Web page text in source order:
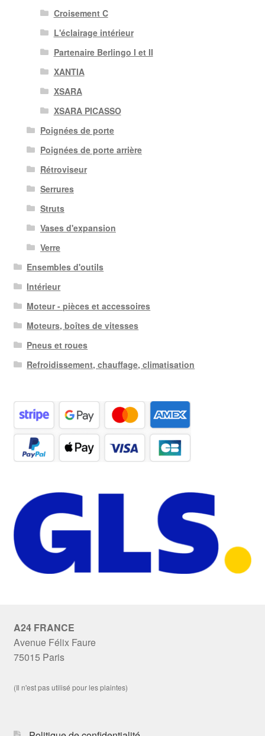
Croisement C
L'éclairage intérieur
Partenaire Berlingo I et II
XANTIA
XSARA
XSARA PICASSO
Poignées de porte
Poignées de porte arrière
Rétroviseur
Serrures
Struts
Vases d'expansion
Verre
Ensembles d'outils
Intérieur
Moteur - pièces et accessoires
Moteurs, boîtes de vitesses
Pneus et roues
Refroidissement, chauffage, climatisation
A24 FRANCE
Avenue Félix Faure
75015 Paris
(Il n'est pas utilisé pour les plaintes)